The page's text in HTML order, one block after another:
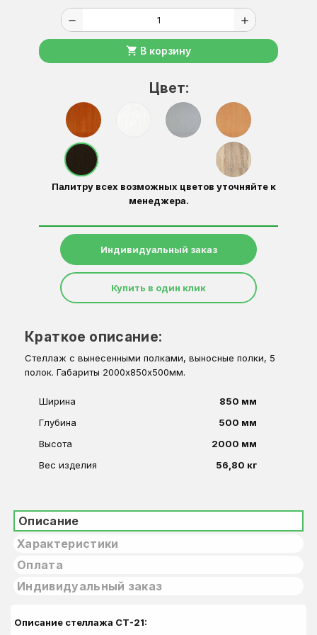
remove add
shopping_cart В корзину
Цвет:
Палитру всех возможных цветов уточняйте к
менеджера.
Индивидуальный заказ
Купить в один клик
Краткое описание:
Стеллаж с вынесенными полками, выносные полки, 5
полок. Габариты 2000х850х500мм.
Ширина
850 мм
Глубина
500 мм
Высота
2000 мм
Вес изделия
56,80 кг
Описание
Характеристики
Оплата
Индивидуальный заказ
Описание стеллажа СТ-21: